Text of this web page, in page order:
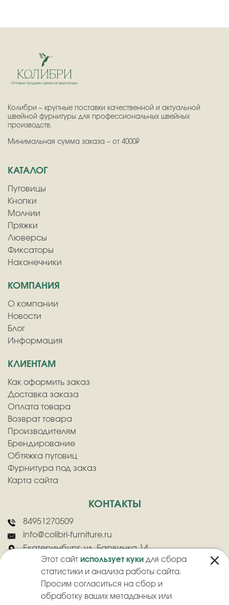
Этот сайт использует куки для сбора
статистики и анализа работы сайта.
Просим согласиться на сбор и
обработку ваших метаданных или
Колибри – крупные поставки качественной и актуальной
швейной фурнитуры для профессиональных швейных
производств.
Минимальная сумма заказа – от 4000₽
КАТАЛОГ
Пуговицы
Кнопки
Молнии
Пряжки
Люверсы
Фиксаторы
Наконечники
КОМПАНИЯ
О компании
Новости
Блог
Информация
КЛИЕНТАМ
Как оформить заказ
Доставка заказа
Оплата товара
Возврат товара
Производителям
Брендирование
Обтяжка пуговиц
Фурнитура под заказ
Карта сайта
КОНТАКТЫ
84951270509
info@colibri-furniture.ru
Екатеринбург, ул. Барвинка 14